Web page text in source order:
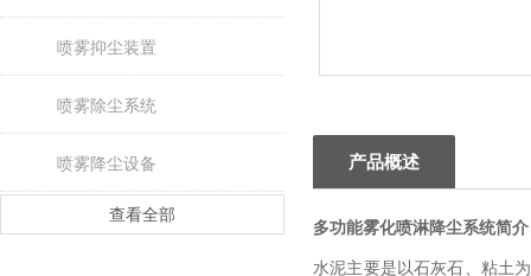
喷雾抑尘装置
喷雾除尘系统
喷雾降尘设备
查看全部
产品概述
多功能雾化喷淋降尘系统简
水泥主要是以石灰石、粘土